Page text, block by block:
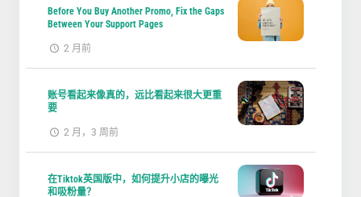
Before You Buy Another Promo, Fix the Gaps
Between Your Support Pages
2 月前
账号看起来像真的，远比看起来很大更重
要
2 月，3 周前
在Tiktok英国版中，如何提升小店的曝光
和吸粉量？